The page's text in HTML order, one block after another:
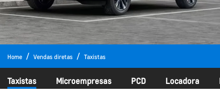
Home Vendas diretas Taxistas
Microempresas PCD Locadora
Taxistas